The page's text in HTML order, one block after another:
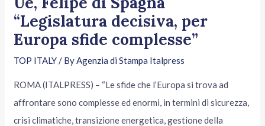
“Legislatura decisiva, per
Europa sfide complesse”
TOP ITALY / By Agenzia di Stampa Italpress
ROMA (ITALPRESS) – “Le sfide che l’Europa si trova ad
affrontare sono complesse ed enormi, in termini di sicurezza,
crisi climatiche, transizione energetica, gestione della